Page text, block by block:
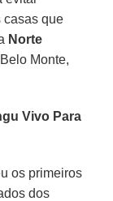
casas que
Norte
Monte,
Vivo Para
os primeiros
dos